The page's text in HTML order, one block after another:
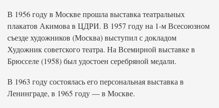
В 1956 году в Москве прошла выставка театральных
плакатов Акимова в ЦДРИ. В 1957 году на 1-м Всесоюзном
съезде художников (Москва) выступил с докладом
Художник советского театра. На Всемирной выставке в
Брюсселе (1958) был удостоен серебряной медали.
В 1963 году состоялась его персональная выставка в
Ленинграде, в 1965 году — в Москве.